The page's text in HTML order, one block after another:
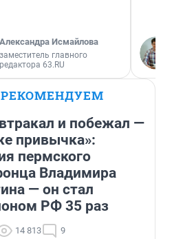
Александра Исмайлова
заместитель главного
редактора 63.RU
РЕКОМЕНДУЕМ
и побежал —
привычка»:
пермского
Владимира
— он стал
РФ 35 раз
14 813 9